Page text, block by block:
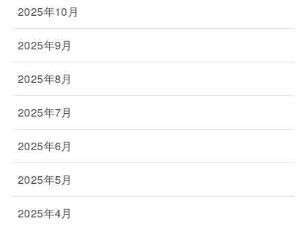
2025年10月
2025年9月
2025年8月
2025年7月
2025年6月
2025年5月
2025年4月